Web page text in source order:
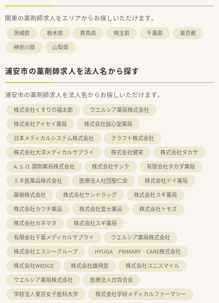
関東の薬剤師求人をエリアからお探しいただけます。
茨城県 栃木県 群馬県 埼玉県 千葉県
東京都
神奈川県
山梨県
浦安市の薬剤師求人を法人名から探す
浦安市の薬剤師求人を法人名からお探しいただけます。
株式会社くすりの福太郎
ウエルシア薬局株式会社
株式会社アイセイ薬局
株式会社誠心堂薬局
日本メディカルシステム株式会社
クラフト株式会社
株式会社大洋メディカルサプライ
株式会社健栄
株式会社タカサ
A. S. O. 調剤薬局株式会社
株式会社サンテ
有限会社タカダ薬局
ミネ医薬品株式会社
医療法人社団聖仁会
株式会社ドイ薬局
薬樹株式会社
株式会社サンドラッグ
株式会社スギ薬局
株式会社カワチ薬品
株式会社富士薬品
株式会社トモズ
株式会社カネマタ
株式会社スギ薬局
有限会社千葉メディカルサプライ
ウエルシア薬局株式会社
株式会社エスシーグループ
HYUGA PRIMARY CARE株式会社
株式会社WEDGE
株式会社雄飛堂
株式会社ユニスマイル
ウエルシア薬局株式会社
医療法人白百合会
学校法人東京女子医科大学
株式会社学研メディカルファーマシー